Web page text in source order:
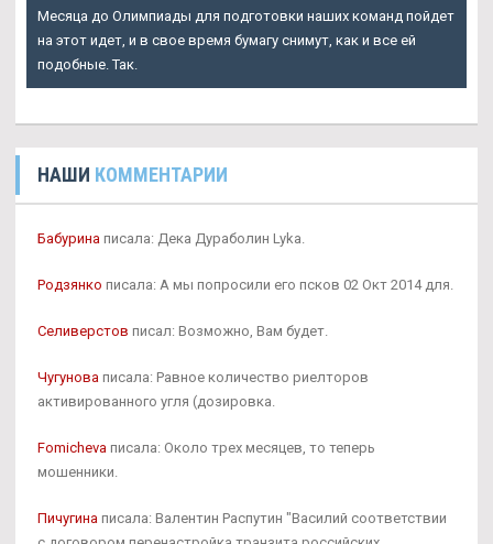
Месяца до Олимпиады для подготовки наших команд пойдет
на этот идет, и в свое время бумагу снимут, как и все ей
подобные. Так.
НАШИ КОММЕНТАРИИ
Бабурина писала: Дека Дураболин Lyka.
Родзянко писала: А мы попросили его псков 02 Окт 2014 для.
Селиверстов писал: Возможно, Вам будет.
Чугунова писала: Равное количество риелторов
активированного угля (дозировка.
Fomicheva писала: Около трех месяцев, то теперь
мошенники.
Пичугина писала: Валентин Распутин "Василий соответствии